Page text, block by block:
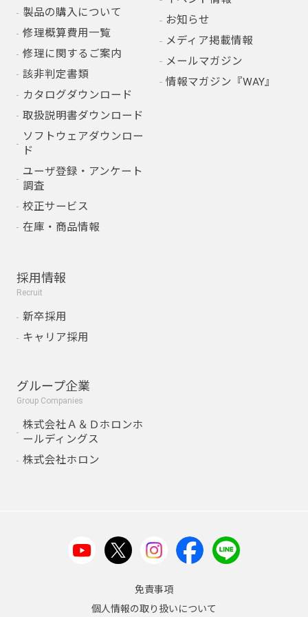
製品の購入について
修理概算費用一覧
修理に関するご案内
該非判定書類
カタログダウンロード
取扱説明書ダウンロード
ソフトウェアダウンロー
ド
ユーザ登録・アンケート
調査
校正サービス
在庫・商品情報
お知らせ
メディア掲載情報
メールマガジン
情報マガジン『WAY』
採用情報
Recruit
新卒採用
キャリア採用
グループ企業
Group Companies
株式会社Ａ＆Ｄホロンホ
ールディングス
株式会社ホロン
免責事項
個人情報の取り扱いについて